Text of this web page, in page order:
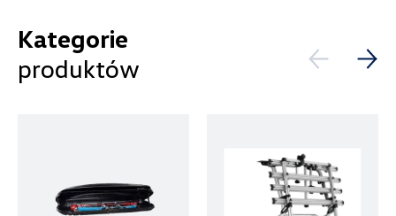
Kategorie
produktów
czesci@vw.alexas.pl